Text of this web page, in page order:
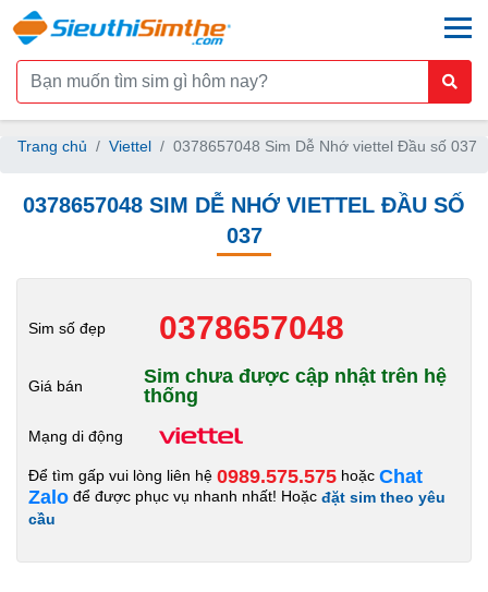
Trang chủ Viettel 0378657048 Sim Dễ Nhớ viettel Đầu số 037
0378657048 SIM DỄ NHỚ VIETTEL ĐẦU SỐ
037
Sim số đẹp 0378657048
Giá bán
Sim chưa được cập nhật trên hệ
thống
Mạng di động
Để tìm gấp vui lòng liên hệ 0989.575.575 hoặc Chat
Zalo để được phục vụ nhanh nhất! Hoặc đặt sim theo yêu
cầu